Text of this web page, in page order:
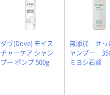
ダヴ(Dove) モイス
チャーケア シャン
プー ポンプ 500g
無添加 せっ
ャンプー
ミヨシ石鹸